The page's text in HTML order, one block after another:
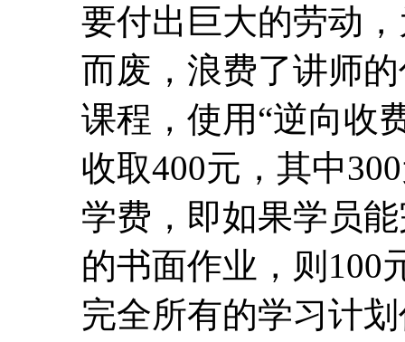
要付出巨大的劳动
而废，浪费了讲师
课程，使用“逆向收
收取400元，其中
学费，即如果学员
的书面作业，则100
完全所有的学习计